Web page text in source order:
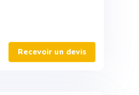
Recevoir un devis